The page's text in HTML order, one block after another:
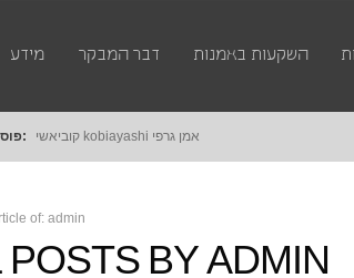
מידע דבר המבקר השקעות באמנות
פוסטים חמים: קוביאש
of: admin
POSTS BY ADMIN